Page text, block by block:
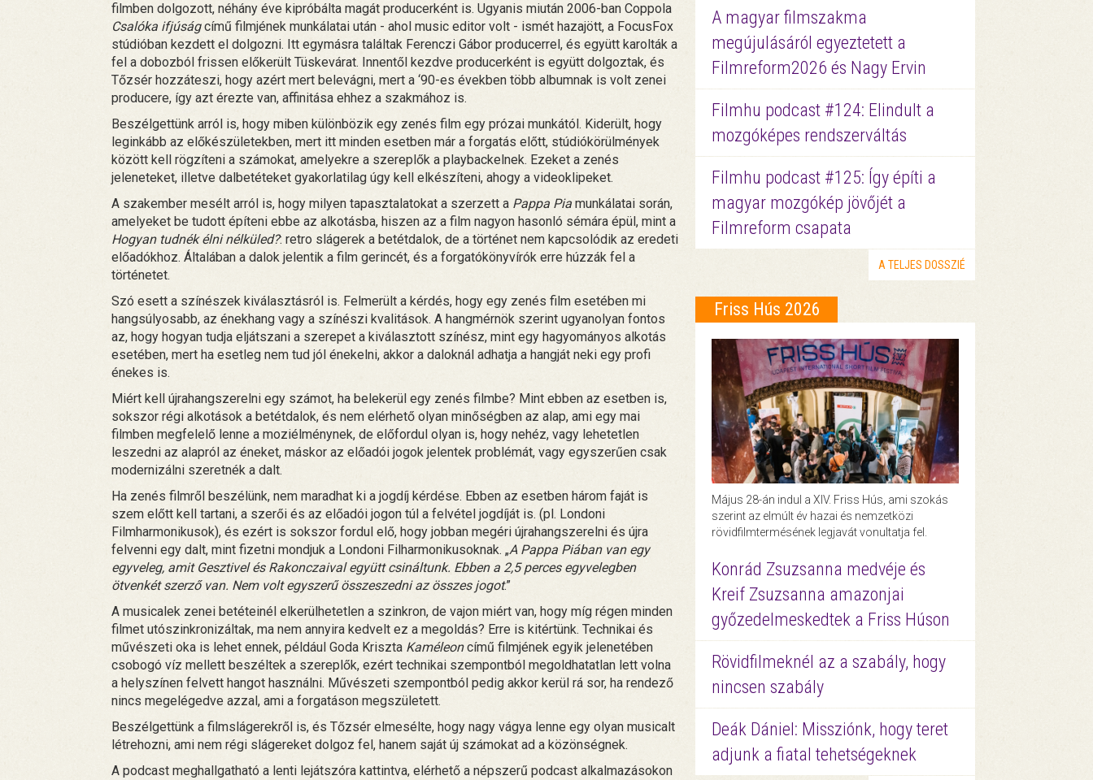
filmben dolgozott, néhány éve kipróbálta magát producerként is. Ugyanis miután 2006-ban Coppola
Csalóka ifjúságcímű filmjének munkálatai után - ahol music editor volt - ismét hazajött, a FocusFox
stúdióban kezdett el dolgozni. Itt egymásra találtak Ferenczi Gábor producerrel, és együtt karolták a
fel a dobozból frissen előkerült Tüskevárat. Innentől kezdve producerként is együtt dolgoztak, és
Tőzsér hozzáteszi, hogy azért mert belevágni, mert a ‘90-es években több albumnak is volt zenei
producere, így azt érezte van, affinitása ehhez a szakmához is.
Beszélgettünk arról is, hogy miben különbözik egy zenés film egy prózai munkától. Kiderült, hogy
leginkább az előkészületekben, mert itt minden esetben már a forgatás előtt, stúdiókörülmények
között kell rögzíteni a számokat, amelyekre a szereplők a playbackelnek. Ezeket a zenés
jeleneteket, illetve dalbetéteket gyakorlatilag úgy kell elkészíteni, ahogy a videoklipeket.
A szakember mesélt arról is, hogy milyen tapasztalatokat a szerzett a Pappa Pia munkálatai során,
amelyeket be tudott építeni ebbe az alkotásba, hiszen az a film nagyon hasonló sémára épül, mint a
Hogyan tudnék élni nélküled?: retro slágerek a betétdalok, de a történet nem kapcsolódik az eredeti
előadókhoz. Általában a dalok jelentik a film gerincét, és a forgatókönyvírók erre húzzák fel a
történetet.
Szó esett a színészek kiválasztásról is. Felmerült a kérdés, hogy egy zenés film esetében mi
hangsúlyosabb, az énekhang vagy a színészi kvalitások. A hangmérnök szerint ugyanolyan fontos
az, hogy hogyan tudja eljátszani a szerepet a kiválasztott színész, mint egy hagyományos alkotás
esetében, mert ha esetleg nem tud jól énekelni, akkor a daloknál adhatja a hangját neki egy profi
énekes is.
Miért kell újrahangszerelni egy számot, ha belekerül egy zenés filmbe? Mint ebben az esetben is,
sokszor régi alkotások a betétdalok, és nem elérhető olyan minőségben az alap, ami egy mai
filmben megfelelő lenne a moziélménynek, de előfordul olyan is, hogy nehéz, vagy lehetetlen
leszedni az alapról az éneket, máskor az előadói jogok jelentek problémát, vagy egyszerűen csak
modernizálni szeretnék a dalt.
Ha zenés filmről beszélünk, nem maradhat ki a jogdíj kérdése. Ebben az esetben három faját is
szem előtt kell tartani, a szerői és az előadói jogon túl a felvétel jogdíját is. (pl. Londoni
Filmharmonikusok), és ezért is sokszor fordul elő, hogy jobban megéri újrahangszerelni és újra
felvenni egy dalt, mint fizetni mondjuk a Londoni Filharmonikusoknak. „A Pappa Piában van egy
egyveleg, amit Gesztivel és Rakonczaival együtt csináltunk. Ebben a 2,5 perces egyvelegben
ötvenkét szerző van. Nem volt egyszerű összeszedni az összes jogot.”
A musicalek zenei betéteinél elkerülhetetlen a szinkron, de vajon miért van, hogy míg régen minden
filmet utószinkronizáltak, ma nem annyira kedvelt ez a megoldás? Erre is kitértünk. Technikai és
művészeti oka is lehet ennek, például Goda Kriszta Kaméleoncímű filmjének egyik jelenetében
csobogó víz mellett beszéltek a szereplők, ezért technikai szempontból megoldhatatlan lett volna
a helyszínen felvett hangot használni. Művészeti szempontból pedig akkor kerül rá sor, ha rendező
nincs megelégedve azzal, ami a forgatáson megszületett.
Beszélgettünk a filmslágerekről is, és Tőzsér elmesélte, hogy nagy vágya lenne egy olyan musicalt
létrehozni, ami nem régi slágereket dolgoz fel, hanem saját új számokat ad a közönségnek.
A podcast meghallgatható a lenti lejátszóra kattintva, elérhető a népszerű podcast alkalmazásokon
A magyar filmszakma
megújulásáról egyeztetett a
Filmreform2026 és Nagy Ervin
Filmhu podcast #124: Elindult a
mozgóképes rendszerváltás
Filmhu podcast #125: Így építi a
magyar mozgókép jövőjét a
Filmreform csapata
A TELJES DOSSZIÉ
Friss Hús 2026
Május 28-án indul a XIV. Friss Hús, ami szokás
szerint az elmúlt év hazai és nemzetközi
rövidfilmtermésének legjavát vonultatja fel.
Konrád Zsuzsanna medvéje és
Kreif Zsuzsanna amazonjai
győzedelmeskedtek a Friss Húson
Rövidfilmeknél az a szabály, hogy
nincsen szabály
Deák Dániel: Missziónk, hogy teret
adjunk a fiatal tehetségeknek